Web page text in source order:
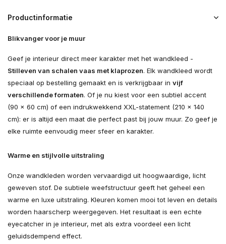
Productinformatie
Blikvanger voor je muur
Geef je interieur direct meer karakter met het wandkleed -
Stilleven van schalen vaas met klaprozen. Elk wandkleed wordt
speciaal op bestelling gemaakt en is verkrijgbaar in vijf
verschillende formaten. Of je nu kiest voor een subtiel accent
(90 × 60 cm) of een indrukwekkend XXL-statement (210 × 140
cm): er is altijd een maat die perfect past bij jouw muur. Zo geef je
elke ruimte eenvoudig meer sfeer en karakter.
Warme en stijlvolle uitstraling
Onze wandkleden worden vervaardigd uit hoogwaardige, licht
geweven stof. De subtiele weefstructuur geeft het geheel een
warme en luxe uitstraling. Kleuren komen mooi tot leven en details
worden haarscherp weergegeven. Het resultaat is een echte
eyecatcher in je interieur, met als extra voordeel een licht
geluidsdempend effect.